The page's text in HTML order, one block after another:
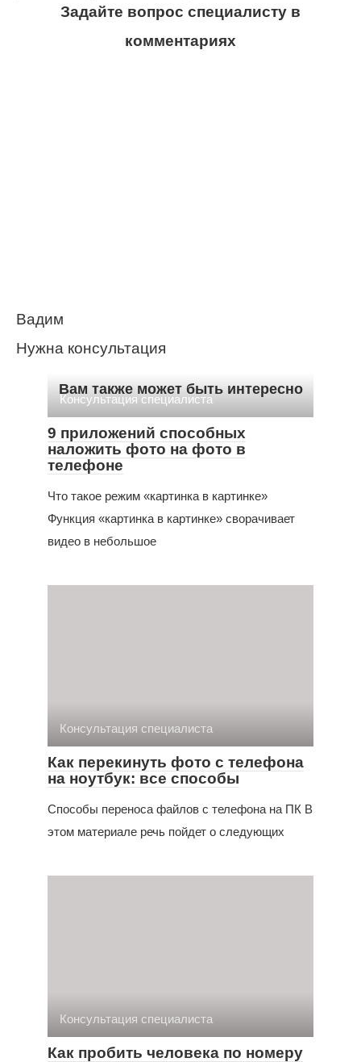
Задайте вопрос специалисту в
комментариях
Вадим
Нужна консультация
Вам также может быть интересно
Консультация специалиста
9 приложений способных
наложить фото на фото в
телефоне
Что такое режим «картинка в картинке»
Функция «картинка в картинке» сворачивает
видео в небольшое
Консультация специалиста
Как перекинуть фото с телефона
на ноутбук: все способы
Способы переноса файлов с телефона на ПК В
этом материале речь пойдет о следующих
Консультация специалиста
Как пробить человека по номеру